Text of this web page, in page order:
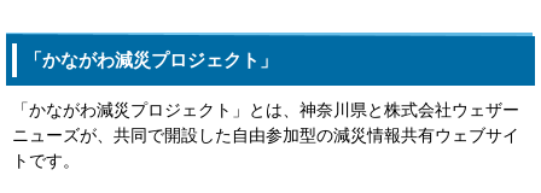
「かながわ減災プロジェクト」
「かながわ減災プロジェクト」とは、神奈川県と株式会社ウェザー
ニューズが、共同で開設した自由参加型の減災情報共有ウェブサイ
トです。